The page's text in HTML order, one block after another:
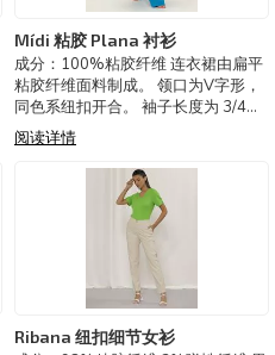
Mídi 粘胶 Plana 衬衫
成分：100%粘胶纤维 连衣裙由扁平
粘胶纤维面料制成。 领口为V字形，
同色系纽扣开合。 袖子长度为 3/4，
带有马丁格尔细节。 长度为中长款，
侧面有开衩。 贴合度松弛到身体上。
百搭单品，可在多种场合穿着：可作
为连衣裙、衬衫搭配裤子或牛仔裤
阅读详情
Ribana 纽扣细节女衫